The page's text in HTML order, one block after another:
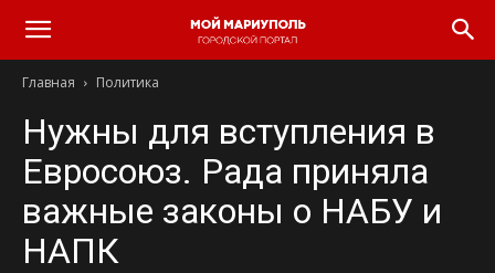
Главная Политика
Нужны для вступления в
Евросоюз. Рада приняла
важные законы о НАБУ и
НАПК